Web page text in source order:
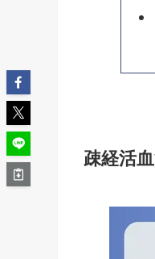
疎経活